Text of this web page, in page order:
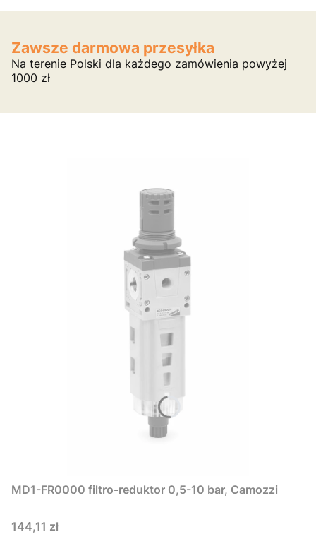
Zawsze darmowa przesyłka
Na terenie Polski dla każdego zamówienia powyżej
1000 zł
MD1-FR0000 filtro-reduktor 0,5-10 bar, Camozzi
Cena
144,11 zł